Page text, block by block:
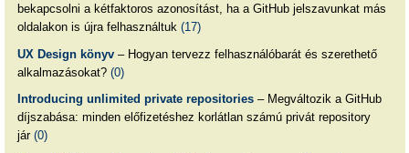
bekapcsolni a kétfaktoros azonosítást, ha a GitHub jelszavunkat más
oldalakon is újra felhasználtuk (17)
UX Design könyv– Hogyan tervezz felhasználóbarát és szerethető
alkalmazásokat? (0)
Introducing unlimited private repositories– Megváltozik a GitHub
díjszabása: minden előfizetéshez korlátlan számú privát repository
jár (0)